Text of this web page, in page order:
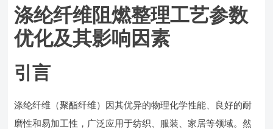
涤纶纤维阻燃整理工艺参数
优化及其影响因素
引言
涤纶纤维（聚酯纤维）因其优异的物理化学性能、良好的耐
磨性和易加工性，广泛应用于纺织、服装、家居等领域。然